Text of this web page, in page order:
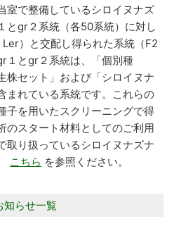
室で整備しているシロイヌナズ
とgr２系統（各50系統）に対し
）と交配し得られた系統（F2
１とgr２系統は、「個別種
株セット」および「シロイヌナ
まれている系統です。これらの
子を用いたスクリーニングで得
のスタート材料としてのご利用
取り扱っているシロイヌナズナ
こちら を参照ください。
知らせ一覧